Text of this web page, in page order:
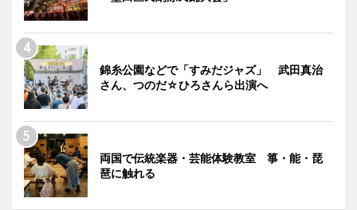
錦糸公園などで「すみだジャズ」 武田真治
さん、つのだ☆ひろさんら出演へ
両国で伝統楽器・芸能体験教室 箏・能・琵
琶に触れる